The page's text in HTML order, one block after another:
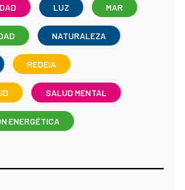
LUZ MAR
NATURALEZA
REDEIA
SALUD MENTAL
ENERGÉTICA